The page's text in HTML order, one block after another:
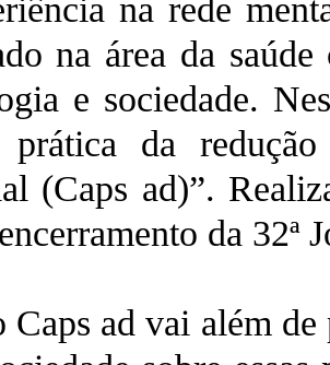
na rede
na área da
e sociedade.
prática da
(Caps ad)”.
da 32ª
Caps ad vai além